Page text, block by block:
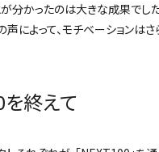
分かったのは大きな成果でし
声によって、モチベーションは
終えて